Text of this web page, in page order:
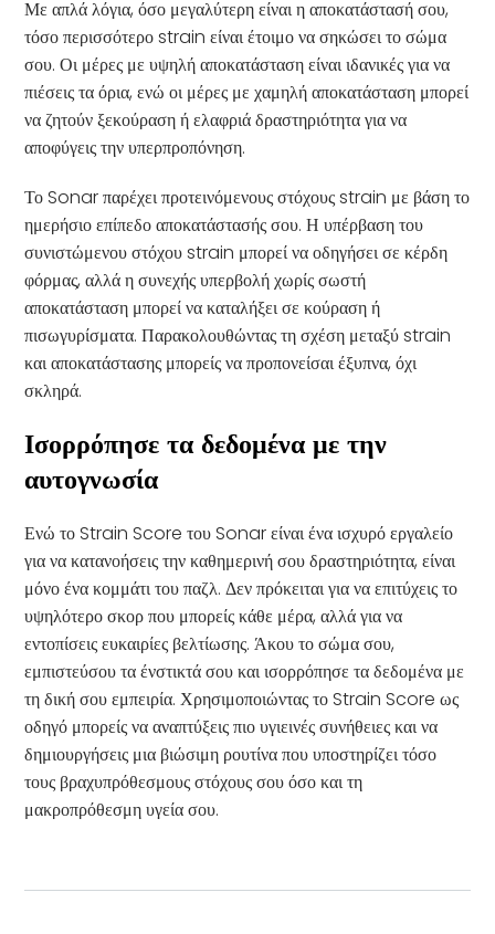
Με απλά λόγια, όσο μεγαλύτερη είναι η αποκατάστασή σου,
τόσο περισσότερο strain είναι έτοιμο να σηκώσει το σώμα
σου. Οι μέρες με υψηλή αποκατάσταση είναι ιδανικές για να
πιέσεις τα όρια, ενώ οι μέρες με χαμηλή αποκατάσταση μπορεί
να ζητούν ξεκούραση ή ελαφριά δραστηριότητα για να
αποφύγεις την υπερπροπόνηση.
Το Sonar παρέχει προτεινόμενους στόχους strain με βάση το
ημερήσιο επίπεδο αποκατάστασής σου. Η υπέρβαση του
συνιστώμενου στόχου strain μπορεί να οδηγήσει σε κέρδη
φόρμας, αλλά η συνεχής υπερβολή χωρίς σωστή
αποκατάσταση μπορεί να καταλήξει σε κούραση ή
πισωγυρίσματα. Παρακολουθώντας τη σχέση μεταξύ strain
και αποκατάστασης μπορείς να προπονείσαι έξυπνα, όχι
σκληρά.
Ισορρόπησε τα δεδομένα με την
αυτογνωσία
Ενώ το Strain Score του Sonar είναι ένα ισχυρό εργαλείο
για να κατανοήσεις την καθημερινή σου δραστηριότητα, είναι
μόνο ένα κομμάτι του παζλ. Δεν πρόκειται για να επιτύχεις το
υψηλότερο σκορ που μπορείς κάθε μέρα, αλλά για να
εντοπίσεις ευκαιρίες βελτίωσης. Άκου το σώμα σου,
εμπιστεύσου τα ένστικτά σου και ισορρόπησε τα δεδομένα με
τη δική σου εμπειρία. Χρησιμοποιώντας το Strain Score ως
οδηγό μπορείς να αναπτύξεις πιο υγιεινές συνήθειες και να
δημιουργήσεις μια βιώσιμη ρουτίνα που υποστηρίζει τόσο
τους βραχυπρόθεσμους στόχους σου όσο και τη
μακροπρόθεσμη υγεία σου.